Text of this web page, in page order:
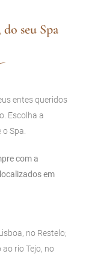
seu Spa
entes queridos
Escolha a
Spa.
com a
em
no Restelo;
rio Tejo, no